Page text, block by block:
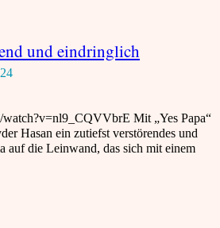
und eindringlich
Mit „Yes Papa“
Hasan ein zutiefst verstörendes und
auf die Leinwand, das sich mit einem